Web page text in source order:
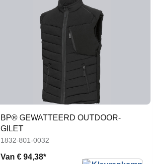
BP® GEWATTEERD OUTDOOR-
GILET
1832-801-0032
Van€ 94,38*